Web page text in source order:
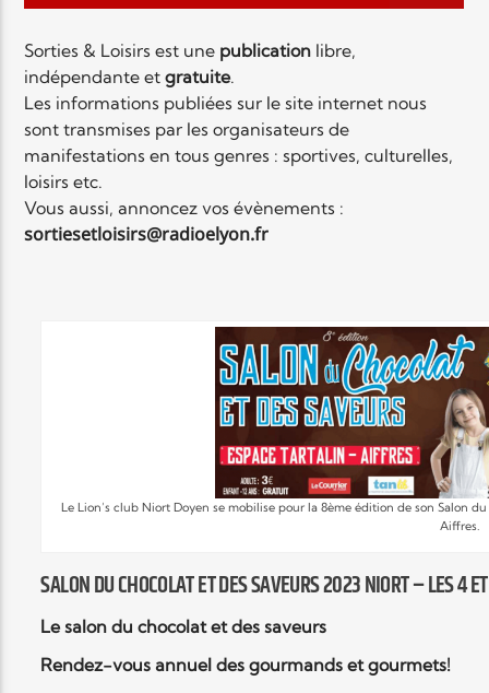
TITRE
ARTISTE
Elyon Rhema
Sorties & Loisirs est une publication libre,
indépendante etgratuite.
Les informations publiées sur le site internet nous
sont transmises par les organisateurs de
manifestations en tous genres : sportives, culturelles,
loisirs etc.
Vous aussi, annoncez vos évènements :
sortiesetloisirs@radioelyon.fr
Le Lion’s club Niort Doyen se mobilise pour la 8ème édition de son Salon
Aiffres.
SALON DU CHOCOLAT ET DES SAVEURS 2023 NIORT – LES 4
Le salon du chocolat et des saveurs
Rendez-vous annuel des gourmands et gourmets!